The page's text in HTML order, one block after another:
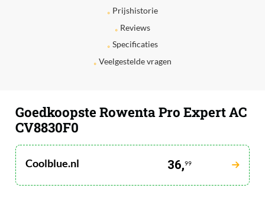
Prijshistorie
Reviews
Specificaties
Veelgestelde vragen
Goedkoopste Rowenta Pro Expert AC
CV8830F0
Coolblue.nl 36,99